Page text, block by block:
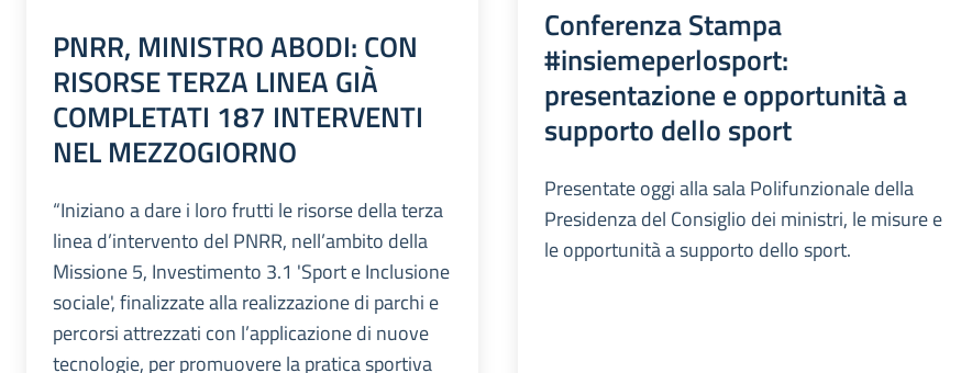
PNRR, MINISTRO ABODI: CON
RISORSE TERZA LINEA GIÀ
COMPLETATI 187 INTERVENTI
NEL MEZZOGIORNO
“Iniziano a dare i loro frutti le risorse della terza
linea d’intervento del PNRR, nell’ambito della
Missione 5, Investimento 3.1 'Sport e Inclusione
sociale', finalizzate alla realizzazione di parchi e
percorsi attrezzati con l’applicazione di nuove
tecnologie, per promuovere la pratica sportiva
Conferenza Stampa
#insiemeperlosport:
presentazione e opportunità a
supporto dello sport
Presentate oggi alla sala Polifunzionale della
Presidenza del Consiglio dei ministri, le misure e
le opportunità a supporto dello sport.